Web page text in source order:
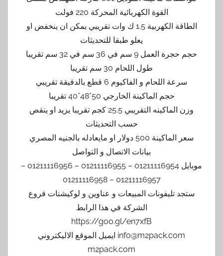
القوة الكهربائية المحركة 220 فولت
الطاقة الكهربية 1.5 ك وات تقريبي بمكن ان ينخفض او
يعلو طبقا للتحديثات
حجم حجرة العمل 9 سم في 36 سم في 32 سم تقريبا
طول اللحام 30 سم تقريبا
سرعة اللحام و الفاكيوم 6 قطع بالدقيقة تقريبي
حجم الماكينة الخارجي 50*48*40 تقريبا
وزن الماكينه التقريبي 25.5 كجم تقريبا يزيد او ينقص
حسب التحديثات
سعر الماكينة 500 دولار او مايعادله بالجنيه المصري
بيانات الاتصال و التواصل
موبايل 01211116954 – 01211116955 – 01211116956 –
01211116957 – 01211116958
ستجد تليفونات المبيعات و عناوين و لوكيشنات فروع
الشركة في هذا الرابط
https://goo.gl/en7xfB
info@m2pack.com ايميل الموقع الاليكتروني
m2pack.com